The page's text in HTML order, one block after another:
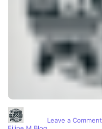
Leave a Comment